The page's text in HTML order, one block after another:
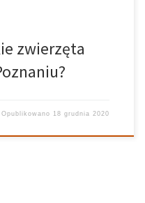
zwierzęta
Opublikowano 18 grudnia 2020